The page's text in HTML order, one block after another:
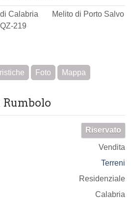
Calabria
Melito di Porto Salvo
219
Foto Mappa
Riservato
Vendita
Terreni
Residenziale
Calabria